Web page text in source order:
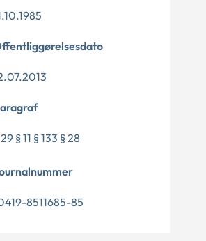
§ 11 § 133 § 28
8511685-85